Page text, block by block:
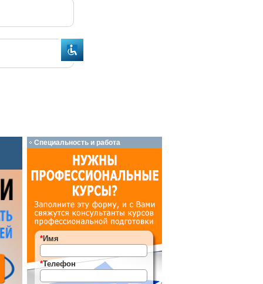
Специальность и работа
*Имя
*Телефон